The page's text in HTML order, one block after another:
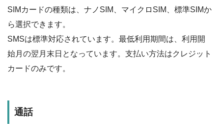
SIMカードの種類は、ナノSIM、マイクロSIM、標準SIMか
ら選択できます。
SMSは標準対応されています。最低利用期間は、利用開
始月の翌月末日となっています。支払い方法はクレジット
カードのみです。
通話